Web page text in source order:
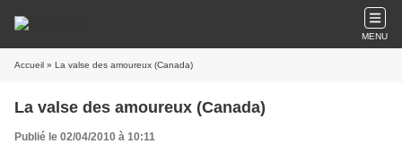
MENU
Accueil » La valse des amoureux (Canada)
La valse des amoureux (Canada)
Publié le 02/04/2010 à 10:11